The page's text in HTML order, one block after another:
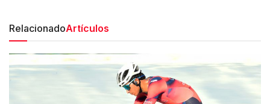
RelacionadoArtículos